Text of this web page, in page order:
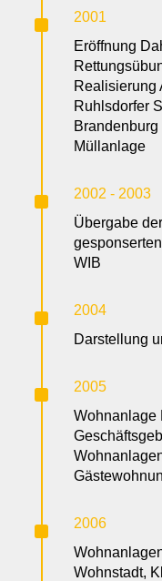
^
2001
Eröffnung
Realisierung
Ruhlsdorfer
Müllanlage
^
2002 - 2003
Übergabe
WIB
^
2004
Darstellung
^
2005
Wohnanlage
^
2006
Wohnstadt,